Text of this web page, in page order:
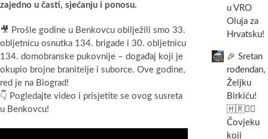
zajedno u časti, sjećanju i ponosu.
🎥 Prošle godine u Benkovcu obilježili smo 33.
obljetnicu osnutka 134. brigade i 30. obljetnicu
134. domobranske pukovnije – događaj koji je
okupio brojne branitelje i suborce. Ove godine,
red je na Biograd!
👇 Pogledajte video i prisjetite se ovog susreta
u Benkovcu!
u VRO
Oluja za
Hrvatsku!
🎉 Sretan
rođendan,
Željku
Birkiću!
🇭🇷🏃‍♂️
Čovjeku
koji